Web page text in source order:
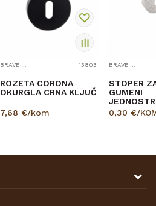
13803
ROZETA CORONA
OKURGLA CRNA KLJUČ
7,68 €/kom
STOPER
GUMENI
0,30 €/